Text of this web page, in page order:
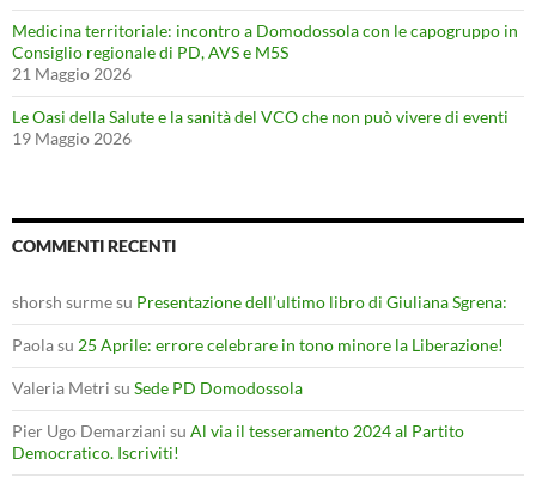
Medicina territoriale: incontro a Domodossola con le capogruppo in
Consiglio regionale di PD, AVS e M5S
21 Maggio 2026
Le Oasi della Salute e la sanità del VCO che non può vivere di eventi
19 Maggio 2026
COMMENTI RECENTI
shorsh surmesu Presentazione dell’ultimo libro di Giuliana Sgrena:
Paolasu 25 Aprile: errore celebrare in tono minore la Liberazione!
Valeria Metri su Sede PD Domodossola
Pier Ugo Demarziani su Al via il tesseramento 2024 al Partito
Democratico. Iscriviti!